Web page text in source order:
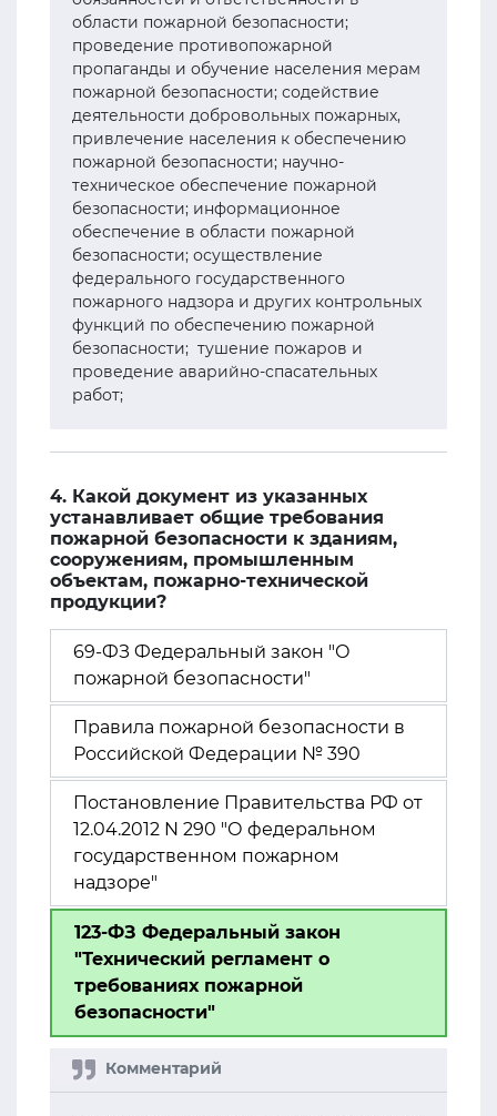
области пожарной безопасности;
проведение противопожарной
пропаганды и обучение населения мерам
пожарной безопасности; содействие
деятельности добровольных пожарных,
привлечение населения к обеспечению
пожарной безопасности; научно-
техническое обеспечение пожарной
безопасности; информационное
обеспечение в области пожарной
безопасности; осуществление
федерального государственного
пожарного надзора и других контрольных
функций по обеспечению пожарной
безопасности; тушение пожаров и
проведение аварийно-спасательных
работ;
4. Какой документ из указанных
устанавливает общие требования
пожарной безопасности к зданиям,
сооружениям, промышленным
объектам, пожарно-технической
продукции?
69-ФЗ Федеральный закон "О
пожарной безопасности"
Правила пожарной безопасности в
Российской Федерации № 390
Постановление Правительства РФ от
12.04.2012 N 290 "О федеральном
государственном пожарном
надзоре"
123-ФЗ Федеральный закон
"Технический регламент о
требованиях пожарной
безопасности"